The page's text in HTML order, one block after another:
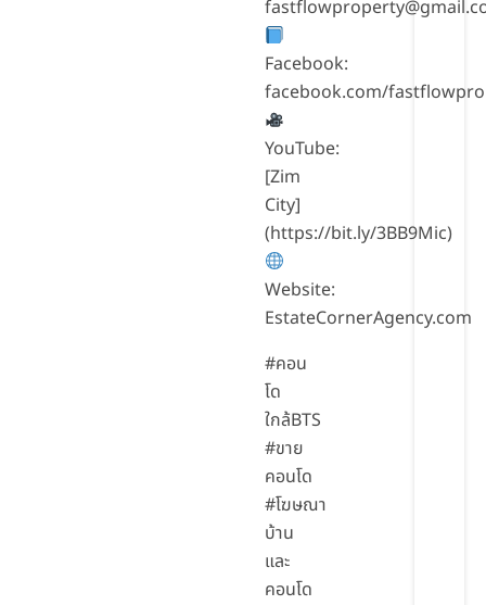
Facebook:
facebook.com/
YouTube:
[Zim
City]
(https://bit.ly/3BB9Mic)
Website:
EstateCornerAgency.com
#คอน
โด
ใกล้BTS
#ขาย
คอนโด
#โฆษณา
บ้าน
และ
คอนโด